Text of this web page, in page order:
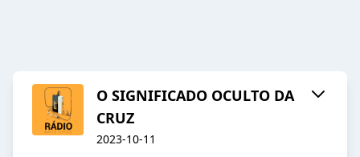
O SIGNIFICADO OCULTO DA
CRUZ
2023-10-11